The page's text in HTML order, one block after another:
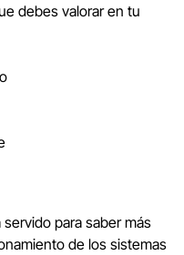
debes valorar en tu
para saber más
de los sistemas